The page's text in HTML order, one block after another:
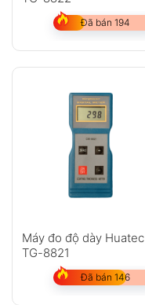
Đã bán 194
Máy đo độ dày Huatec
TG-8821
Đã bán 146